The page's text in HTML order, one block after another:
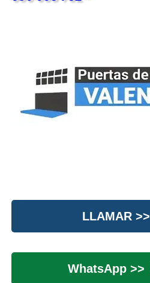
LLAMAR >>
WhatsApp >>